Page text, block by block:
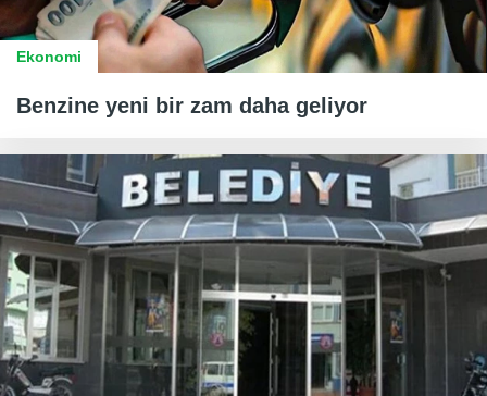
Ekonomi
Benzine yeni bir zam daha geliyor